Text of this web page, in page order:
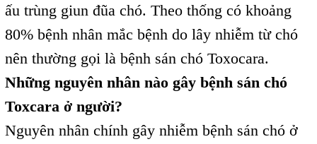
ấu trùng giun đũa chó. Theo thống có khoảng
80% bệnh nhân mắc bệnh do lây nhiễm từ chó
nên thường gọi là bệnh sán chó Toxocara.
Những nguyên nhân nào gây bệnh sán chó
Toxcara ở người?
Nguyên nhân chính gây nhiễm bệnh sán chó ở